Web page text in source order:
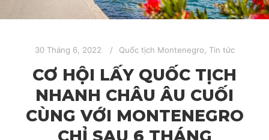
30 Tháng 6, 2022 Quốc tịch Montenegro, Tin tức
CƠ HỘI LẤY QUỐC TỊCH
NHANH CHÂU ÂU CUỐI
CÙNG VỚI MONTENEGRO
CHỈ SAU 6 THÁNG